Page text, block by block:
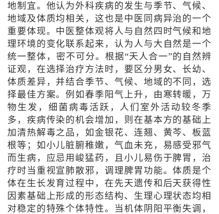
地制宜。他认为外科疾病的发生与季节、气候、
地域及体质均相关，这也是中医同病异治的一个
重要体现。中医整体观将人与自然四时气候和地
理环境的变化联系起来，认为人与大自然是一个
统一整体，密不可分。根据“天人合一”的自然辨
证观，在选择治疗方法时，要区分男女、长幼、
体质差异，并结合季节、气候、地域的不同，选
择最佳方案。例如春季阳气上升，由寒转暖，万
物生发，细菌病毒活跃，人们室外活动较冬季
多，疾病传染的机会增加，则在基本方的基础上
加清热解毒之品，如金银花、连翘、黄芩、板蓝
根等；如小儿脏腑稚嫩，气血未充，易感受邪气
而生病，应忌用峻猛药，且小儿易伤于脾胃，治
疗时当重视宣肺散邪，调理脾胃功能。体质是个
体在生长发育过程中，在先天遗传和后天获得性
因素基础上形成的形态结构、生理心理状态均相
对稳定的特殊个体特性。当机体阴阳平衡失调，